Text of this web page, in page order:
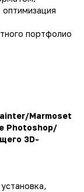
портфолио
Marmoset
Photoshop/
3D-